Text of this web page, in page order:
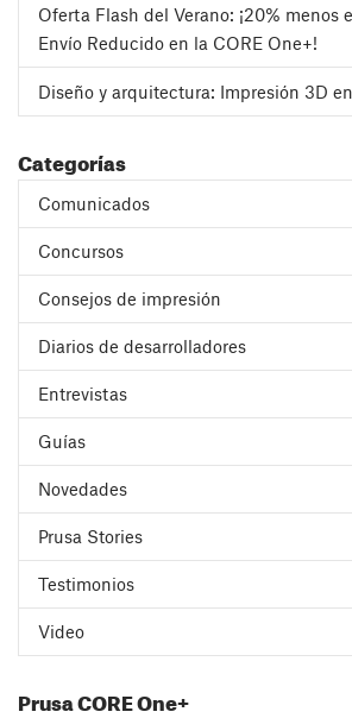
Oferta Flash del Verano: ¡20% menos
Envío Reducido en la CORE One+!
Diseño y arquitectura: Impresión 3D
Categorías
Comunicados
Concursos
Consejos de impresión
Diarios de desarrolladores
Entrevistas
Guías
Novedades
Prusa Stories
Testimonios
Video
Prusa CORE One+